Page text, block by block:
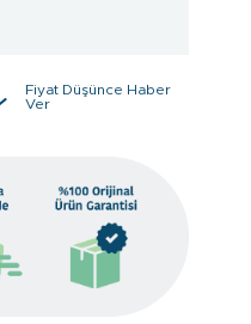
Fiyat Düşünce Haber
Ver